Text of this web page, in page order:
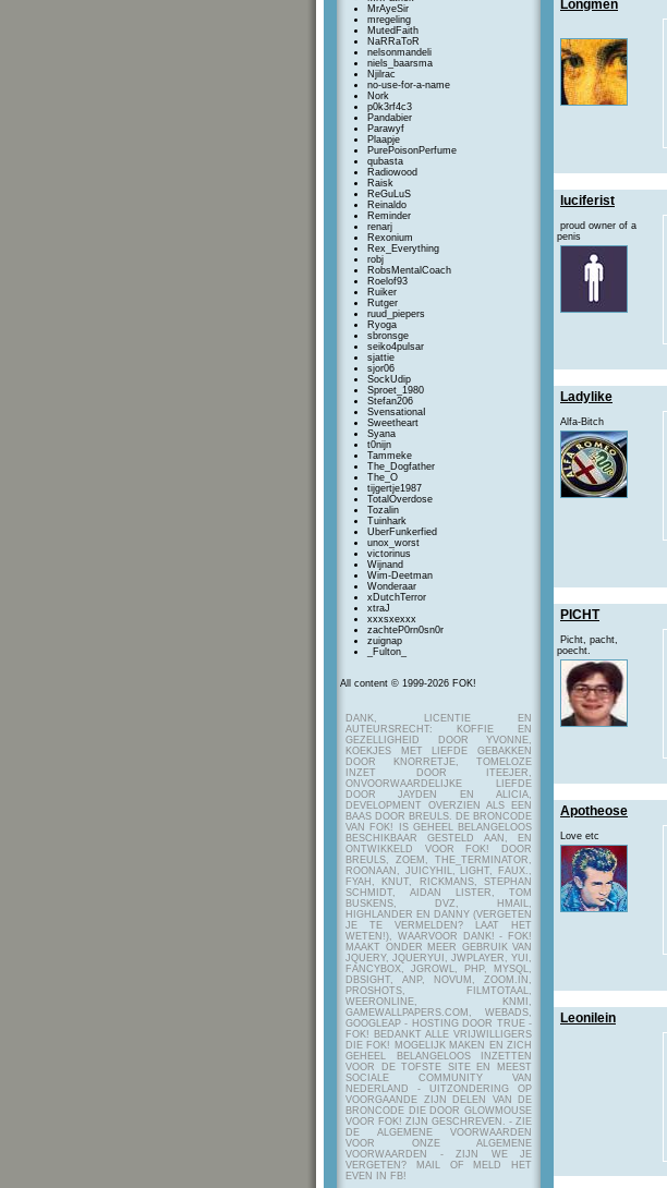
MrAyeSir
mregeling
MutedFaith
NaRRaToR
nelsonmandeli
niels_baarsma
Njilrac
no-use-for-a-name
Nork
p0k3rf4c3
Pandabier
Parawyf
Plaapje
PurePoisonPerfume
qubasta
Radiowood
Raisk
ReGuLuS
Reinaldo
Reminder
renarj
Rexonium
Rex_Everything
robj
RobsMentalCoach
Roelof93
Ruiker
Rutger
ruud_piepers
Ryoga
sbronsge
seiko4pulsar
sjattie
sjor06
SockUdip
Sproet_1980
Stefan206
SvensationaI
Sweetheart
Syana
t0nijn
Tammeke
The_Dogfather
The_O
tijgertje1987
TotalOverdose
Tozalin
Tuinhark
UberFunkerfied
unox_worst
victorinus
Wijnand
Wim-Deetman
Wonderaar
xDutchTerror
xtraJ
xxxsxexxx
zachteP0rn0sn0r
zuignap
_Fulton_
All content © 1999-2026 FOK!
DANK, LICENTIE EN
AUTEURSRECHT: KOFFIE EN
GEZELLIGHEID DOOR YVONNE,
KOEKJES MET LIEFDE GEBAKKEN
DOOR KNORRETJE, TOMELOZE
INZET DOOR ITEEJER,
ONVOORWAARDELIJKE LIEFDE
DOOR JAYDEN EN ALICIA,
DEVELOPMENT OVERZIEN ALS EEN
BAAS DOOR BREULS. DE BRONCODE
VAN FOK! IS GEHEEL BELANGELOOS
BESCHIKBAAR GESTELD AAN, EN
ONTWIKKELD VOOR FOK! DOOR
BREULS, ZOEM, THE_TERMINATOR,
ROONAAN, JUICYHIL, LIGHT, FAUX.,
FYAH, KNUT, RICKMANS, STEPHAN
SCHMIDT, AIDAN LISTER, TOM
BUSKENS, DVZ, HMAIL,
HIGHLANDER EN DANNY (VERGETEN
JE TE VERMELDEN? LAAT HET
WETEN!), WAARVOOR DANK! - FOK!
MAAKT ONDER MEER GEBRUIK VAN
JQUERY, JQUERYUI, JWPLAYER, YUI,
FANCYBOX, JGROWL, PHP, MYSQL,
DBSIGHT, ANP, NOVUM, ZOOM.IN,
PROSHOTS, FILMTOTAAL,
WEERONLINE, KNMI,
GAMEWALLPAPERS.COM, WEBADS,
GOOGLEAP - HOSTING DOOR TRUE -
FOK! BEDANKT ALLE VRIJWILLIGERS
DIE FOK! MOGELIJK MAKEN EN ZICH
GEHEEL BELANGELOOS INZETTEN
VOOR DE TOFSTE SITE EN MEEST
SOCIALE COMMUNITY VAN
NEDERLAND - UITZONDERING OP
VOORGAANDE ZIJN DELEN VAN DE
BRONCODE DIE DOOR GLOWMOUSE
VOOR FOK! ZIJN GESCHREVEN. - ZIE
DE ALGEMENE VOORWAARDEN
VOOR ONZE ALGEMENE
VOORWAARDEN - ZIJN WE JE
VERGETEN? MAIL OF MELD HET
EVEN IN FB!
Longmen
luciferist
proud owner of a
penis
Ladylike
Alfa-Bitch
PICHT
Picht, pacht,
poecht.
Apotheose
Love etc
Leonilein